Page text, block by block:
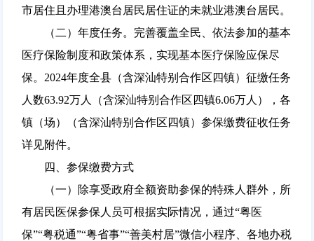
市居住且办理港澳台居民居住证的未就业港澳台居民。
（二）年度任务。完善覆盖全民、依法参加的基本
医疗保险制度和政策体系，实现基本医疗保险应保尽
保。2024年度全县（含深汕特别合作区四镇）征缴任务
人数63.92万人（含深汕特别合作区四镇6.06万人），各
镇（场）（含深汕特别合作区四镇）参保缴费征收任务
详见附件。
四、参保缴费方式
（一）除享受政府全额资助参保的特殊人群外，所
有居民医保参保人员可根据实际情况，通过“粤医
保”“粤税通”“粤省事”“善美村居”微信小程序、各地办税